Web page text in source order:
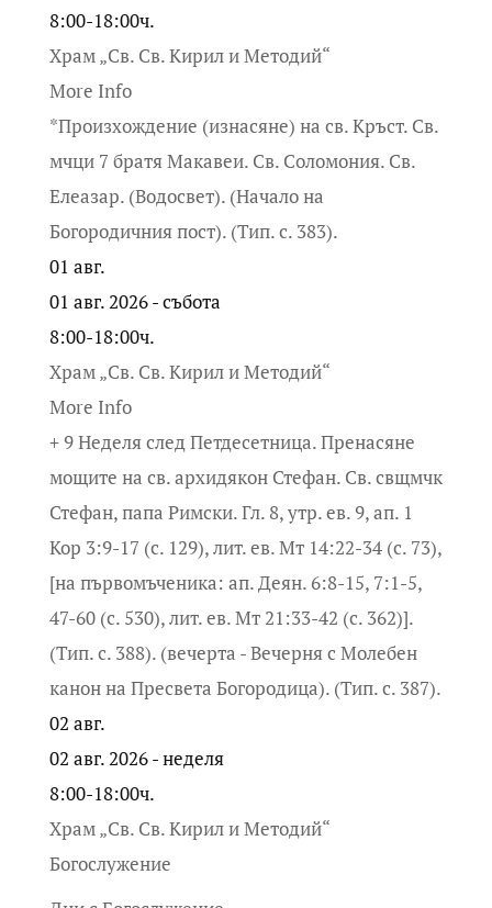
8:00-18:00ч.
Храм „Св. Св. Кирил и Методий“
More Info
*Произхождение (изнасяне) на св. Кръст. Св.
мчци 7 братя Макавеи. Св. Соломония. Св.
Елеазар. (Водосвет). (Начало на
Богородичния пост). (Тип. с. 383).
01 авг.
01 авг. 2026 - събота
8:00-18:00ч.
Храм „Св. Св. Кирил и Методий“
More Info
+ 9 Неделя след Петдесетница. Пренасяне
мощите на св. архидякон Стефан. Св. свщмчк
Стефан, папа Римски. Гл. 8, утр. ев. 9, ап. 1
Кор 3:9-17 (с. 129), лит. ев. Мт 14:22-34 (с. 73),
[на първомъченика: ап. Деян. 6:8-15, 7:1-5,
47-60 (с. 530), лит. ев. Мт 21:33-42 (с. 362)].
(Тип. с. 388). (вечерта - Вечерня с Молебен
канон на Пресвета Богородица). (Тип. с. 387).
02 авг.
02 авг. 2026 - неделя
8:00-18:00ч.
Храм „Св. Св. Кирил и Методий“
Богослужение